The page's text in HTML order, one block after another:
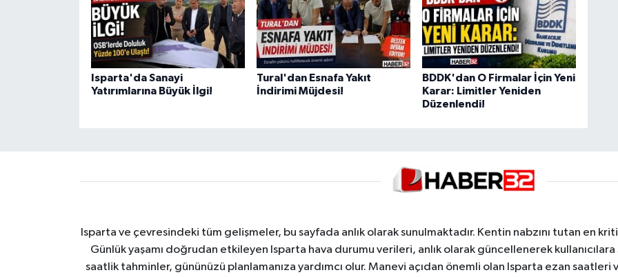
Isparta'da Sanayi
Yatırımlarına Büyük İlgi!
Tural'dan Esnafa Yakıt
İndirimi Müjdesi!
BDDK'dan O Firmalar İçin Yeni
Karar: Limitler Yeniden
Düzenlendi!
Isparta ve çevresindeki tüm gelişmeler, bu sayfada anlık olarak sunulmaktadır. Kentin nabzını tutan en
Günlük yaşamı doğrudan etkileyen Isparta hava durumu verileri, anlık olarak güncellenerek
saatlik tahminler, gününüzü planlamanıza yardımcı olur. Manevi açıdan önemli olan Isparta ezan